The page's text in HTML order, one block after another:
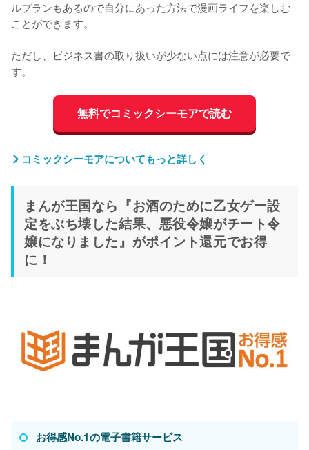
ルプランもあるので自分にあった方法で漫画ライフを楽しむ
ことができます。
ただし、ビジネス書の取り扱いが少ない点には注意が必要で
す。
無料でコミックシーモアで読む
コミックシーモアについてもっと詳しく
まんが王国なら『お酒のために乙女ゲー設
定をぶち壊した結果、悪役令嬢がチート令
嬢になりました』がポイント還元でお得
に！
お得感No.1の電子書籍サービス